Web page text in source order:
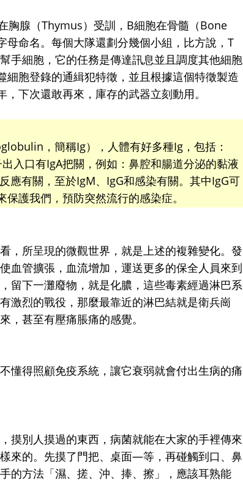
胸腺（Thymus）受訓，B細胞在骨髓（Bone
命名。每個大隊還劃分幾個小組，比方說，T
手細胞，它的任務是傳達訊息並且調度其他細胞
胞登錄的通緝犯特徵，並且根據這個特徵製造
下次還敢再來，庫存的武器立刻動用。
，簡稱Ig），人體有好多種Ig，包括：
入口有IgA把關，例如：鼻腔和腸道分泌的黏液
應有關，至於IgM、IgG和感染有關。其中IgG可
護我們，預防突然流行的感染症。
，所呈現的微觀世界，就是上述的複雜變化。發
血管擴張，血流增加，運送更多的保全人員來到
留下一灘廢物，就是化膿，這些毒素經過淋巴系
激烈的戰役，那麼最靠近的淋巴結就是衛兵崗
，甚至有壓痛脹痛的感覺。
懂得照顧免疫系統，讓它衰弱就會付出生病的痛
摸別人摸過的東西，病菌就能在大家的手裡傳來
來的。先摸了門把、桌面—等，再碰觸到口、鼻
的方法「濕、搓、沖、捧、擦」，應該耳熟能